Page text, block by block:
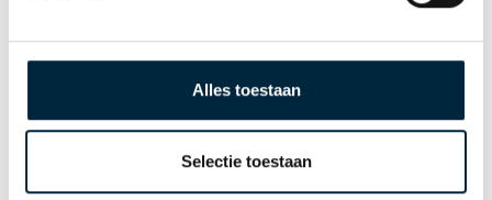
Alles toestaan
Selectie toestaan